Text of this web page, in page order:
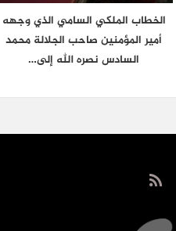
الخطاب الملكي السامي الذي وجهه
أمير المؤمنين صاحب الجلالة محمد
السادس نصره الله إلى…